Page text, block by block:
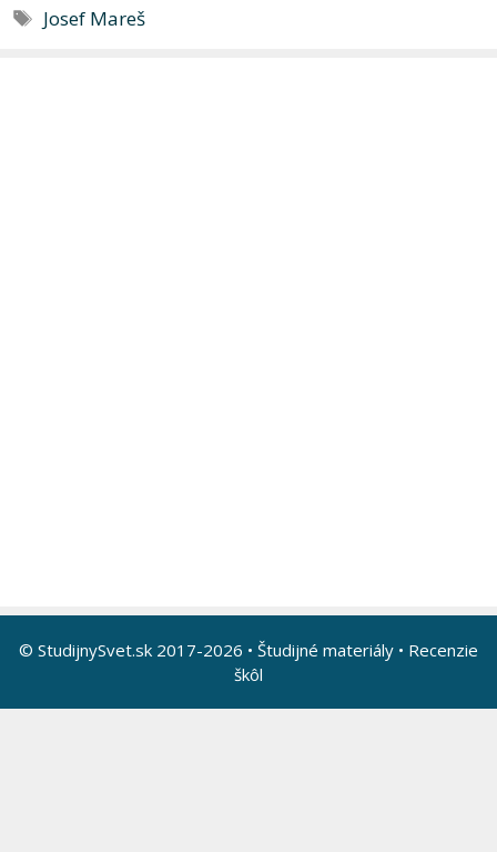
Značky
Josef Mareš
© StudijnySvet.sk 2017-2026 • Študijné materiály • Recenzie
škôl